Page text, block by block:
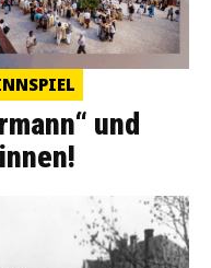
und